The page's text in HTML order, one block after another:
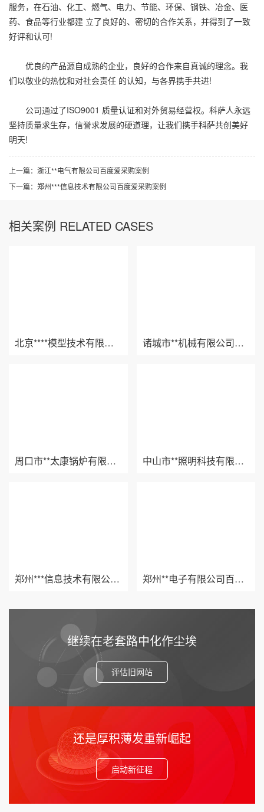
服务，在石油、化工、燃气、电力、节能、环保、钢铁、冶金、医
药、食品等行业都建 立了良好的、密切的合作关系，并得到了一致
好评和认可!
优良的产品源自成熟的企业，良好的合作来自真诚的理念。我
们以敬业的热忱和对社会责任 的认知，与各界携手共进!
公司通过了ISO9001 质量认证和对外贸易经营权。科萨人永远
坚持质量求生存，信誉求发展的硬道理，让我们携手科萨共创美好
明天!
上一篇： ​​​​​​​浙江**电气有限公司百度爱采购案例
下一篇： 郑州***信息技术有限公司百度爱采购案例
相关案例 RELATED CASES
北京****模型技术有限公司百度爱采购案例 诸城市**机械有限公司百度爱采购案例
周口市**太康锅炉有限公司百度爱采购案例 中山市**照明科技有限公司百度爱采购案例
郑州***信息技术有限公司百度爱采购案例 郑州**电子有限公司百度爱采购案例
继续在老套路中化作尘埃
评估旧网站
还是厚积薄发重新崛起
启动新征程